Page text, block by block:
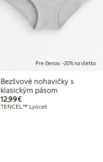
Pre členov: -20% na všetko
Bezšvové nohavičky s
klasickým pásom
12,99€12,99 €
TENCEL™ Lyocell